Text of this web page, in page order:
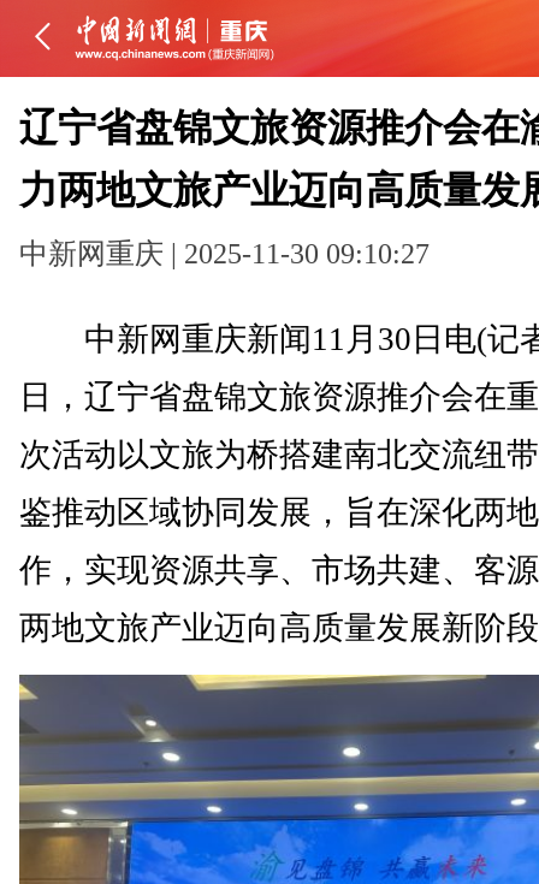
辽宁省盘锦文旅资源推介会在
力两地文旅产业迈向高质量发
中新网重庆 | 2025-11-30 09:10:27
中新网重庆新闻11月30日电(记
日，辽宁省盘锦文旅资源推介会在
次活动以文旅为桥搭建南北交流纽
鉴推动区域协同发展，旨在深化两
作，实现资源共享、市场共建、客
两地文旅产业迈向高质量发展新阶